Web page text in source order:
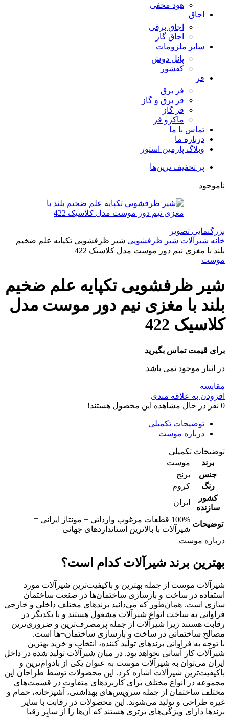
هود مخفى
اجاق
اجاق برقى
اجاق گاز
سایر ملزومات
پانل دوش
کفشور
فر
فر برق
فر برق و گاز
فر گاز
ماكرو فر
تماس با ما
درباره ما
وبلاگ پارمین استور
پر تخفیف ترین‌ها
ناموجود
بزرگنمایی تصویر
خانه شیرآلات شیر ظرفشویی شیر ظرفشویی تکپایه علم ضخیم
بلند با مغزی نیم دور موست مدل کلاسیک 422
موست
شیر ظرفشویی تکپایه علم ضخیم
بلند با مغزی نیم دور موست مدل
کلاسیک 422
برای قیمت تماس بگیرید
در انبار موجود نمی باشد
مقایسه
افزودن به علاقه مندی
0 نفر در حال مشاهده این محصول هستند!
توضیحات تکمیلی
درباره موست
توضیحات تکمیلی
برند
موست
جنس
برنج
رنگ
کروم
کشور
سازنده
ایران
توضیحات
100% قطعات مرغوب وارداتی + مونتاژ ایرانی =
شیرآلات با بالاترین استانداردهای جهانی
درباره موست
بهترین برند شیرآلات کدام است؟
شیرآلات موست از جمله بهترین و باکیفیت‌ترین شیرآلات مورد
استفاده در ساخت و بازسازی ساختمان‌ها در صنعت ساختمان
سازی است. همان‌طور که می‌دانید برندهای مختلف داخلی و خارجی
فراوانی به ساخت انواع شیرآلات مشغول هستند و با یکدیگر در
رقابت هستند زیرا شیرآلات از جمله پرمصرف‌ترین و ضروری‌ترین
مصالح ساختمانی در ساخت و بازسازی ساختمان¬ها است.
با توجه به فراوانی برندهای تولید کننده، انتخاب و خرید بهترین
شیرآلات کار آسانی نخواهد بود. در میان شیرآلات تولید شده در داخل
ایران می‌توان به شیرآلات موست به عنوان یکی از بادوام‌ترین و
باکیفیت‌ترین شیرآلات اشاره کرد. این محصولات توسط طراحان این
مجموعه در انواع مختلف برای کاربردهای متفاوت در قسمت‌های
مختلف ساختمان از جمله سرویس‌های بهداشتی، آشپزخانه، حمام و
غیره طراحی و تولید می‌شوند. این محصولات در رقابت با سایر
برندها دارای ویژگی‌های برتری هستند که آن‌ها را از سایر رقبا